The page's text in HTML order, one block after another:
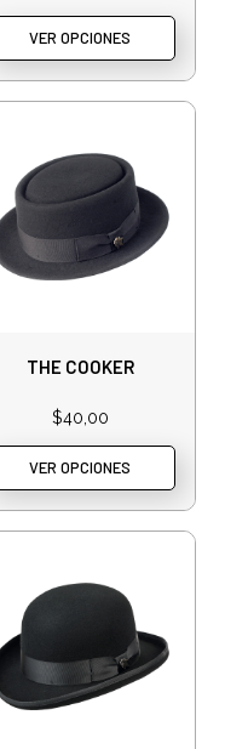
VER OPCIONES
THE COOKER
$40,00
VER OPCIONES